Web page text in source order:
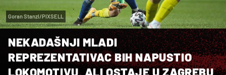
Goran Stanzl/PIXSELL
NEKADAŠNJI MLADI
REPREZENTATIVAC BIH NAPUSTIO
LOKOMOTIVU, ALI OSTAJE U ZAGREBU